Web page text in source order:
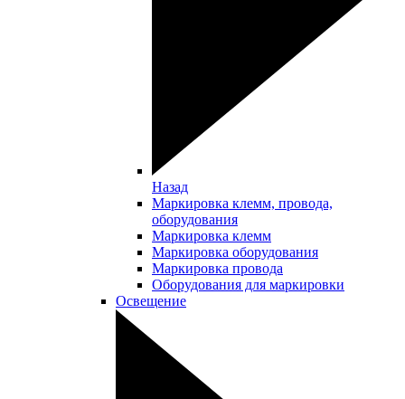
Назад
Маркировка клемм, провода,
оборудования
Маркировка клемм
Маркировка оборудования
Маркировка провода
Оборудования для маркировки
Освещение